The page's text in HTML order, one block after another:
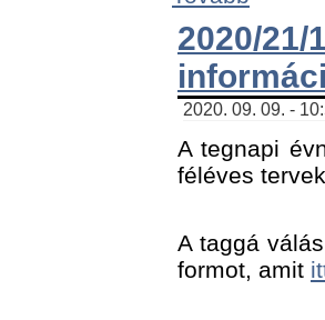
2020/
2020. 09. 09. -
A tegnapi
féléves
A taggá
formot, amit